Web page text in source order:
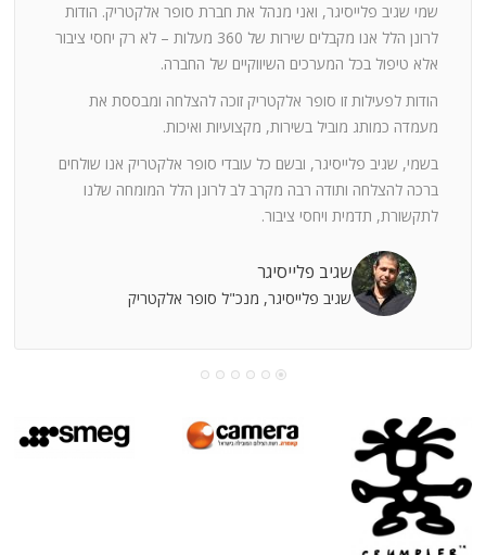
שמי שגיב פלייסיגר, ואני מנהל את חברת סופר אלקטריק. הודות
לרונן הלל אנו מקבלים שירות של 360 מעלות – לא רק יחסי ציבור
אלא טיפול בכל המערכים השיווקיים של החברה.
הודות לפעילות זו סופר אלקטריק זוכה להצלחה ומבססת את
מעמדה כמותג מוביל בשירות, מקצועיות ואיכות.
בשמי, שגיב פלייסיגר, ובשם כל עובדי סופר אלקטריק אנו שולחים
ברכה להצלחה ותודה רבה מקרב לב לרונן הלל המומחה שלנו
לתקשורת, תדמית ויחסי ציבור.
שגיב פלייסיגר
שגיב פלייסיגר, מנכ"ל סופר אלקטריק